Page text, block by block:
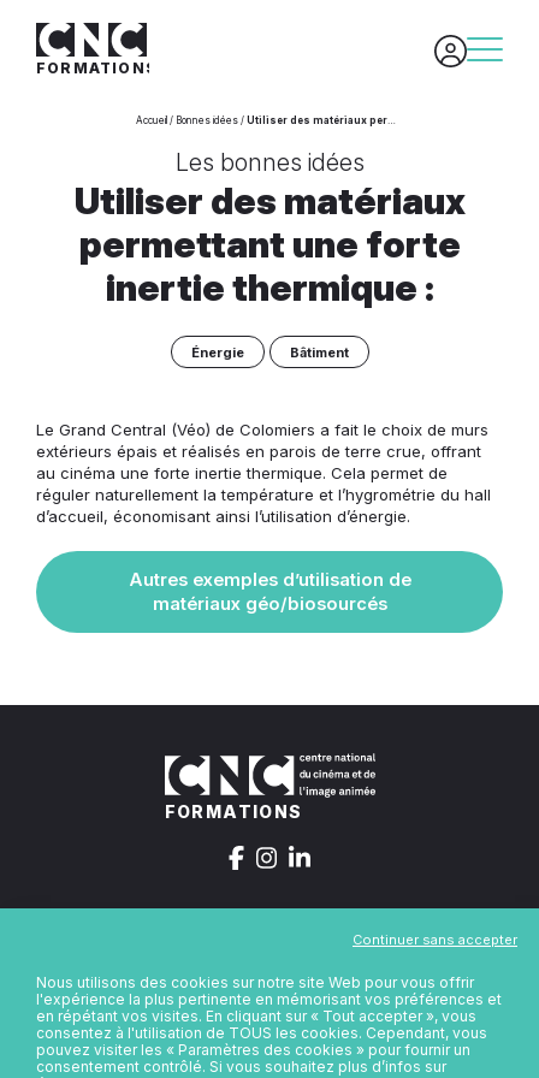
FORMATIONS
Accueil / Bonnes idées / Utiliser des matériaux permettant une forte inertie thermique :
Les bonnes idées
Utiliser des matériaux
permettant une forte
inertie thermique :
Énergie Bâtiment
Le Grand Central (Véo) de Colomiers a fait le choix de murs
extérieurs épais et réalisés en parois de terre crue, offrant
au cinéma une forte inertie thermique. Cela permet de
réguler naturellement la température et l’hygrométrie du hall
d’accueil, économisant ainsi l’utilisation d’énergie.
Autres exemples d’utilisation de
matériaux géo/biosourcés
FORMATIONS
Formations
Ressources
Cadre réglementaire
Nous utilisons des cookies sur notre site Web pour vous offrir
l'expérience la plus pertinente en mémorisant vos préférences et
en répétant vos visites. En cliquant sur « Tout accepter », vous
consentez à l'utilisation de TOUS les cookies. Cependant, vous
pouvez visiter les « Paramètres des cookies » pour fournir un
consentement contrôlé. Si vous souhaitez plus d’infos sur
Continuer sans accepter